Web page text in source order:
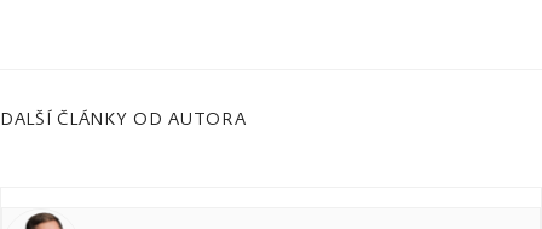
DALŠÍ ČLÁNKY OD AUTORA